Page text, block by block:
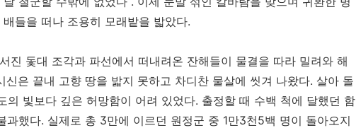
들을 떠나 조용히 모래밭을 밟았다.
진 돛대 조각과 파선에서 떠내려온 잔해들이 물결을 따라 밀려와 해
신은 끝내 고향 땅을 밟지 못하고 차디찬 물살에 씻겨 나왔다. 살아 돌
의 빛보다 깊은 허망함이 어려 있었다. 출정할 때 수백 척에 달했던 함
과했다. 실제로 총 3만에 이르던 원정군 중 1만3천5백 명이 돌아오지